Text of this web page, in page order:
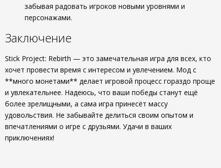
забывая радовать игроков новыми уровнями и
персонажами.
Заключение
Stick Project: Rebirth — это замечательная игра для всех, кто
хочет провести время с интересом и увлечением. Мод с
**много монетами** делает игровой процесс гораздо проще
и увлекательнее. Надеюсь, что ваши победы станут ещё
более зрелищными, а сама игра принесёт массу
удовольствия. Не забывайте делиться своим опытом и
впечатлениями о игре с друзьями. Удачи в ваших
приключениях!